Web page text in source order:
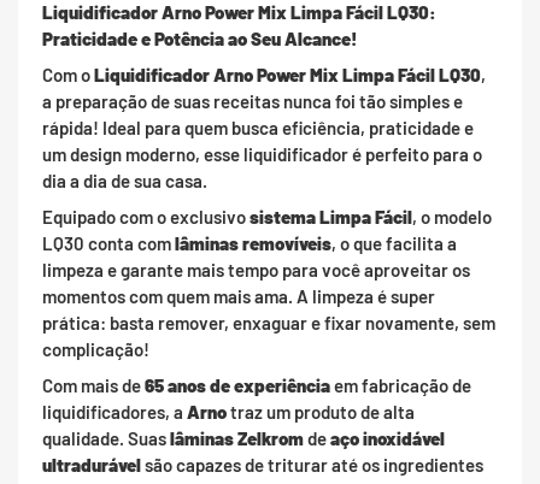
Liquidificador Arno Power Mix Limpa Fácil LQ30:
Praticidade e Potência ao Seu Alcance!
Com oLiquidificador Arno Power Mix Limpa Fácil LQ30,
a preparação de suas receitas nunca foi tão simples e
rápida! Ideal para quem busca eficiência, praticidade e
um design moderno, esse liquidificador é perfeito para o
dia a dia de sua casa.
Equipado com o exclusivosistema Limpa Fácil, o modelo
LQ30 conta comlâminas removíveis, o que facilita a
limpeza e garante mais tempo para você aproveitar os
momentos com quem mais ama. A limpeza é super
prática: basta remover, enxaguar e fixar novamente, sem
complicação!
Com mais de65 anos de experiênciaem fabricação de
liquidificadores, a Arnotraz um produto de alta
qualidade. Suaslâminas Zelkromdeaço inoxidável
ultradurávelsão capazes de triturar até os ingredientes